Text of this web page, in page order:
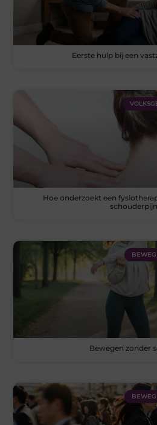
Eerste hulp bij een
Hoe onderzoekt een
Bewegen zonder